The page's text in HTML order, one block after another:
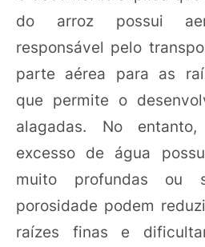
do arroz possui
responsável pelo
parte aérea para as
que permite o
alagadas. No
excesso de água
muito profundas ou
porosidade podem
raízes finas e